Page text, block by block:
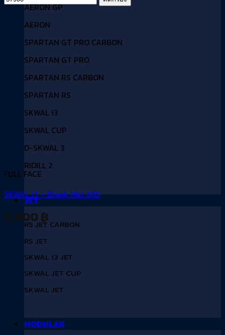
AERON GP
AERON
SPARTAN GT PRO CARBON
SPARTAN GT PRO
SPARTAN RS CARBON
SPARTAN RS
SKWAL i3
SKWAL CUP
D-SKWAL 3
RIDILL 2
JET
RS JET CARBON
RS JET
SKWAL i3 JET
SKWAL JET CUP
SKWAL JET
MODULAR
FULL FACE
SKWAL i3 – Blank Mat AKS
9,900฿